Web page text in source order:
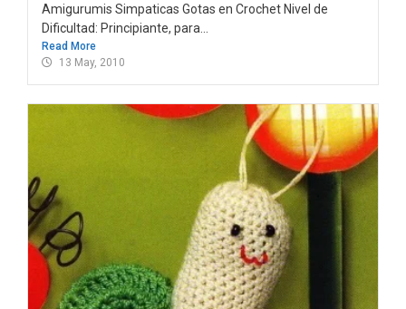
Amigurumis Simpaticas Gotas en Crochet Nivel de
Dificultad: Principiante, para...
Read More
13 May, 2010